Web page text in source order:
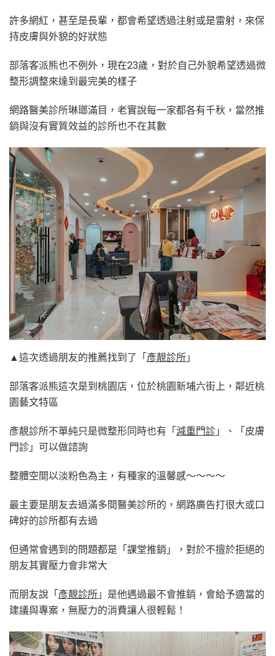
許多網紅，甚至是長輩，都會希望透過注射或是雷射，來保
持皮膚與外貌的好狀態
部落客派熊也不例外，現在23歲，對於自己外貌希望透過微
整形調整來達到最完美的樣子
網路醫美診所琳瑯滿目，老實說每一家都各有千秋，當然推
銷與沒有實質效益的診所也不在其數
▲這次透過朋友的推薦找到了「彥靚診所」
部落客派熊這次是到桃園店，位於桃園新埔六街上，鄰近桃
園藝文特區
彥靚診所不單純只是微整形同時也有「減重門診」、「皮膚
門診」可以做諮詢
整體空間以淡粉色為主，有種家的溫馨感～～～～
最主要是朋友去過滿多間醫美診所的，網路廣告打很大或口
碑好的診所都有去過
但通常會遇到的問題都是「課堂推銷」，對於不擅於拒絕的
朋友其實壓力會非常大
而朋友說「彥靚診所」是他遇過最不會推銷，會給予適當的
建議與專案，無壓力的消費讓人很輕鬆！